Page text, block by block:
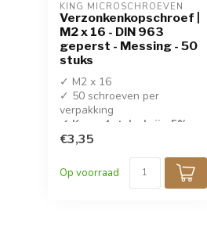
KING MICROSCHROEVEN
Verzonkenkopschroef |
M2 x 16 - DIN 963
geperst - Messing - 50
stuks
✓ M2 x 16
✓ 50 schroeven per
verpakking
✓ Koop 4 stuks krijg 5%
korting!
✓ Geperste messing
schroeven
€3,35
Op voorraad